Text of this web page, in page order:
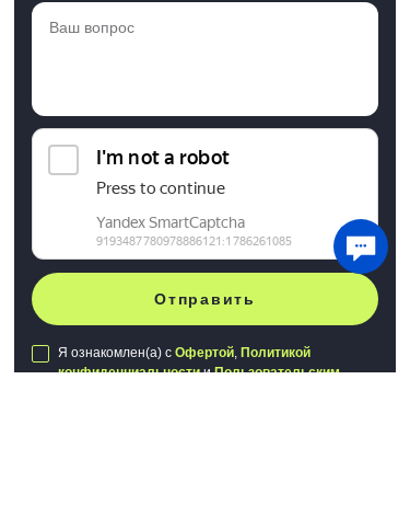
Отправить
Я ознакомлен(а) с Офертой, Политикой
конфиденциальностииПользовательским